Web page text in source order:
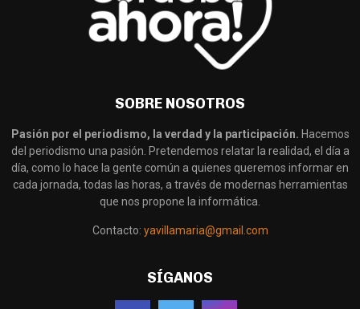
SOBRE NOSOTROS
Pasión por el periodismo, la verdad y la participación. Hacemos
del periodismo una pasión. Pretendemos relatar la realidad, el día a
día, como lo hace la gente común a quienes queremos informar en
cada jornada, todas las horas, a través de modernas herramientas
que nos propone la informática.
Contacto: yavillamaria@gmail.com
SÍGANOS